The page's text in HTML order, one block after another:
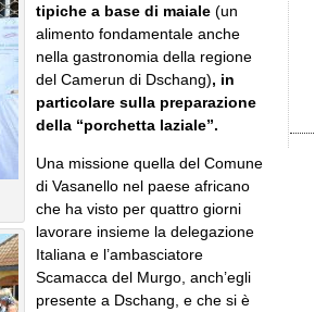
tipiche a base di maiale (un
alimento fondamentale anche
nella gastronomia della regione
del Camerun di Dschang), in
particolare sulla preparazione
della “porchetta laziale”.
Una missione quella del Comune
di Vasanello nel paese africano
che ha visto per quattro giorni
lavorare insieme la delegazione
Italiana e l’ambasciatore
Scamacca del Murgo, anch’egli
presente a Dschang, e che si è